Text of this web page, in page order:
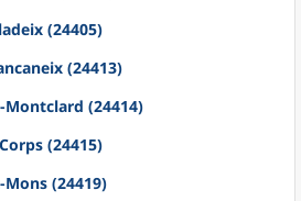
(24405)
(24413)
Montclard (24414)
(24415)
(24419)